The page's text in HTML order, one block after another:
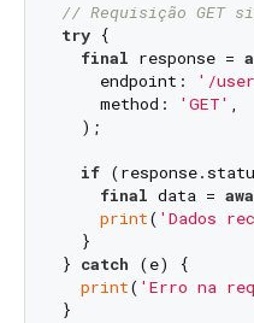
// Requisição GET
try {
final response =
    endpoint:
'/
    method:
'GET' ,
  );
if
final data =
print( 'Dados
  }
} catch (e) {
print( 'Erro na
}